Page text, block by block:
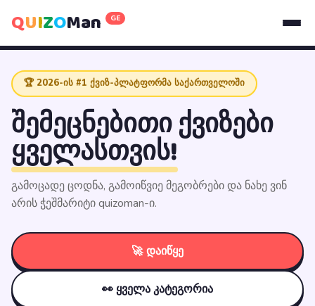
QUIZOMan GE
🏆 2026-ის #1 ქვიზ-პლატფორმა საქართველოში
შემეცნებითი ქვიზები
ყველასთვის!
გამოცადე ცოდნა, გამოიწვიე მეგობრები და ნახე ვინ
არის ჭეშმარიტი quizoman-ი.
🚀 დაიწყე
👀 ყველა კატეგორია